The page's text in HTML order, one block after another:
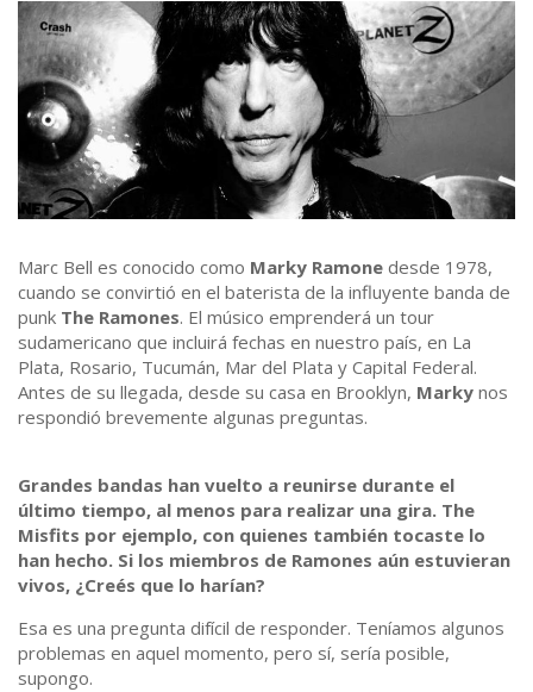
Marc Bell es conocido como Marky Ramone desde 1978,
cuando se convirtió en el baterista de la influyente banda de
punk The Ramones. El músico emprenderá un tour
sudamericano que incluirá fechas en nuestro país, en La
Plata, Rosario, Tucumán, Mar del Plata y Capital Federal.
Antes de su llegada, desde su casa en Brooklyn, Marky nos
respondió brevemente algunas preguntas.
Grandes bandas han vuelto a reunirse durante el
último tiempo, al menos para realizar una gira. The
Misfits por ejemplo, con quienes también tocaste lo
han hecho. Si los miembros de Ramones aún estuvieran
vivos, ¿Creés que lo harían?
Esa es una pregunta difícil de responder. Teníamos algunos
problemas en aquel momento, pero sí, sería posible,
supongo.